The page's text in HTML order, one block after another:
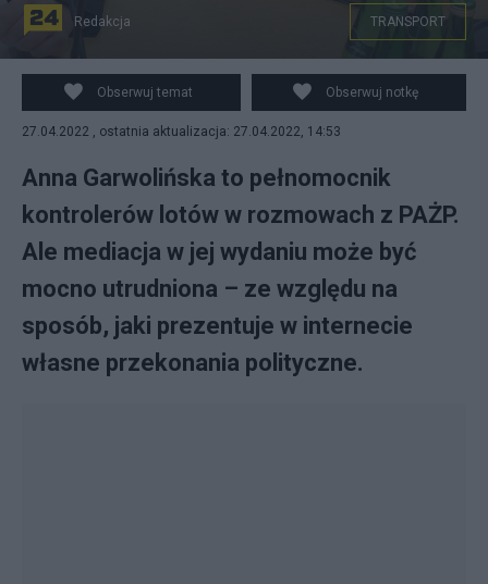
Anna Garwolińska. Fot. PAP/Paweł Supernak
Redakcja TRANSPORT
Obserwuj temat Obserwuj notkę
27.04.2022 , ostatnia aktualizacja: 27.04.2022, 14:53
Anna Garwolińska to pełnomocnik
kontrolerów lotów w rozmowach z PAŻP.
Ale mediacja w jej wydaniu może być
mocno utrudniona – ze względu na
sposób, jaki prezentuje w internecie
własne przekonania polityczne.